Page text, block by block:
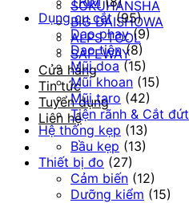
SOKUHANSHA
BIG DAISHOWA
ALPS TOOL
SAFEWAY
Cửa hàng
Tin tức
Tuyển dụng
Liên hệ
Dụng cụ cắt (95)
Dao phay (9)
Dao tiện (8)
Mũi doa (15)
Mũi khoan (15)
Mũi taro (42)
Tiện rãnh & Cắt đứt
Hệ thống kẹp (13)
Bầu kẹp (13)
Thiết bị đo (27)
Cảm biến (12)
Dưỡng kiểm (15)